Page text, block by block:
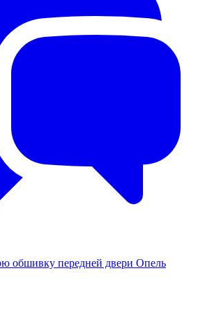
обшивку передней двери Опель